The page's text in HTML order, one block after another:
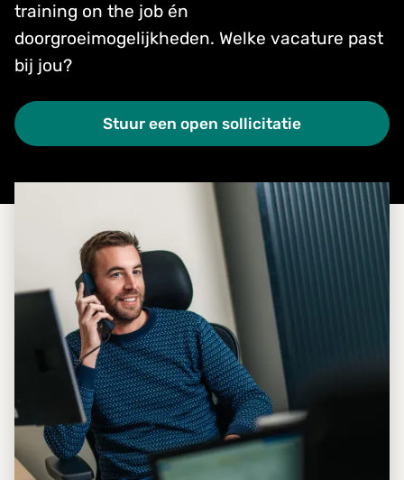
training on the job én
doorgroeimogelijkheden. Welke vacature past
bij jou?
Stuur een open sollicitatie